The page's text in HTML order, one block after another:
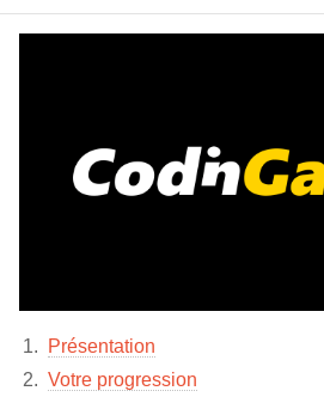
Présentation
Votre progression